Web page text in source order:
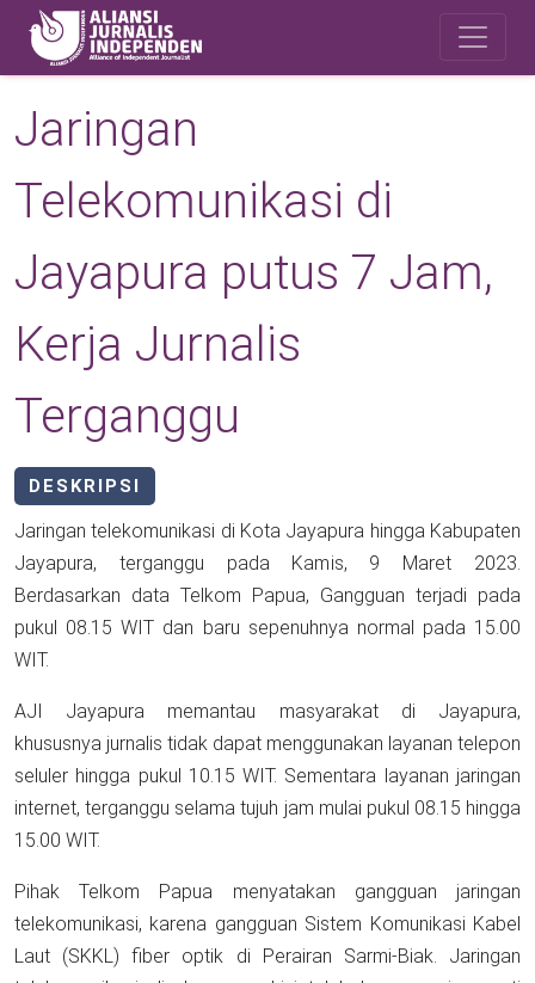
Skip to main content
Jaringan
Telekomunikasi di
Jayapura putus 7 Jam,
Kerja Jurnalis
Terganggu
DESKRIPSI
Jaringan telekomunikasi di Kota Jayapura hingga Kabupaten
Jayapura, terganggu pada Kamis, 9 Maret 2023.
Berdasarkan data Telkom Papua, Gangguan terjadi pada
pukul 08.15 WIT dan baru sepenuhnya normal pada 15.00
WIT.
AJI Jayapura memantau masyarakat di Jayapura,
khususnya jurnalis tidak dapat menggunakan layanan telepon
seluler hingga pukul 10.15 WIT. Sementara layanan jaringan
internet, terganggu selama tujuh jam mulai pukul 08.15 hingga
15.00 WIT.
Pihak Telkom Papua menyatakan gangguan jaringan
telekomunikasi, karena gangguan Sistem Komunikasi Kabel
Laut (SKKL) fiber optik di Perairan Sarmi-Biak. Jaringan